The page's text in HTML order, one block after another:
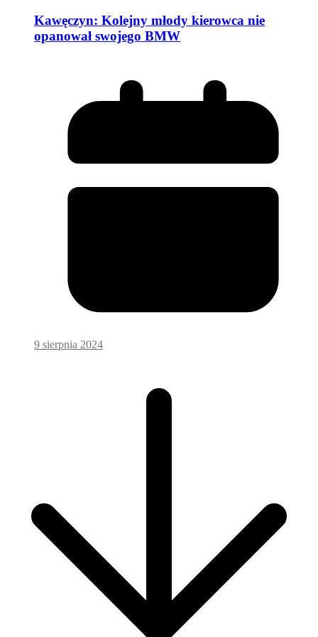
Kawęczyn: Kolejny młody kierowca nie
opanował swojego BMW
9 sierpnia 2024